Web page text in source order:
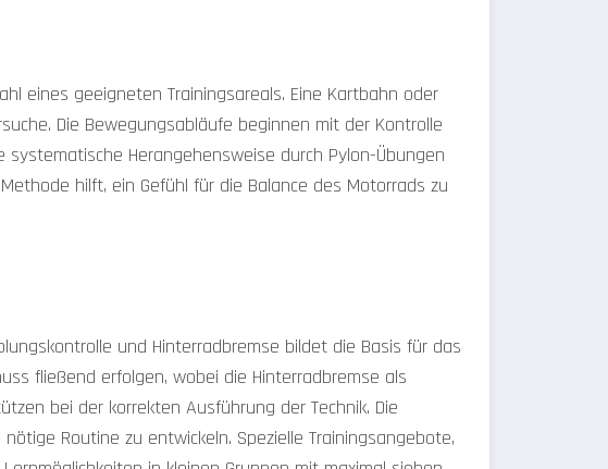
eines geeigneten Trainingsareals. Eine Kartbahn oder
Die Bewegungsabläufe beginnen mit der Kontrolle
Herangehensweise durch Pylon-Übungen
hilft, ein Gefühl für die Balance des Motorrads zu
und Hinterradbremse bildet die Basis für das
fließend erfolgen, wobei die Hinterradbremse als
bei der korrekten Ausführung der Technik. Die
Routine zu entwickeln. Spezielle Trainingsangebote,